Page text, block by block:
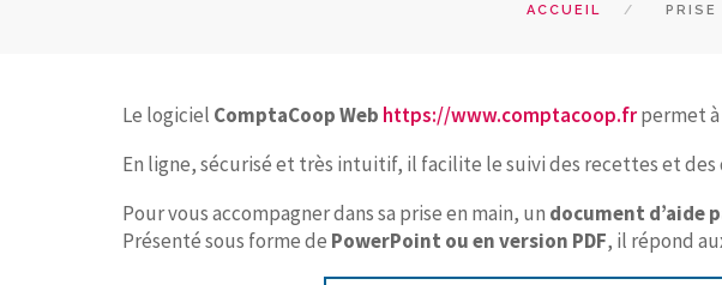
ACCUEIL PRISE
Le logiciel ComptaCoop Web https://www.comptacoop.frpermet
En ligne, sécurisé et très intuitif, il facilite le suivi des recettes et
Pour vous accompagner dans sa prise en main, un document d’aide
Présenté sous forme de PowerPoint ou en version PDF, il répond